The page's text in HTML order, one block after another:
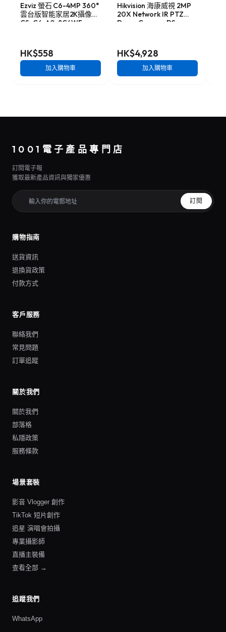
Ezviz 螢石 C6-4MP 360°
雲台版智能家居2K攝像頭
CS-C6-A0-8C4WF
HK$558
加入購物車
Hikvision 海康威視 2MP
20X Network IR PTZ
Dome Camera DS-
HK$4,928
加入購物車
1001電子產品專門店
訂閱電子報
獲取最新產品資訊與獨家優惠
訂閱
購物指南
送貨資訊
退換貨政策
付款方式
客戶服務
聯絡我們
常見問題
訂單追蹤
關於我們
關於我們
部落格
私隱政策
服務條款
場景套裝
影音 Vlogger 創作
TikTok 短片創作
追星 演唱會拍攝
專業攝影師
直播主裝備
查看全部 →
追蹤我們
WhatsApp